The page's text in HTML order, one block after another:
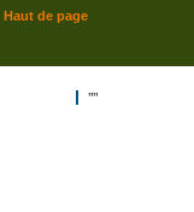
""
Haut de page